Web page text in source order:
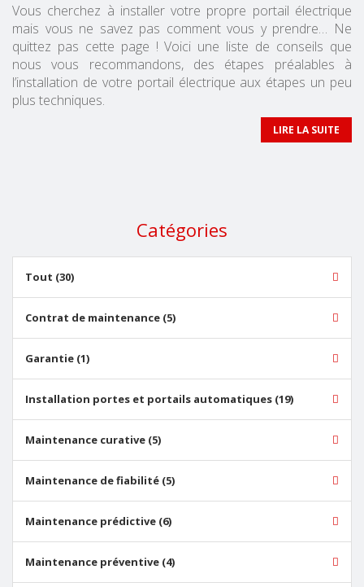
Vous cherchez à installer votre propre portail électrique
mais vous ne savez pas comment vous y prendre… Ne
quittez pas cette page ! Voici une liste de conseils que
nous vous recommandons, des étapes préalables à
l’installation de votre portail électrique aux étapes un peu
plus techniques.
LIRE LA SUITE
Catégories
Tout (30)
Contrat de maintenance (5)
Garantie (1)
Installation portes et portails automatiques (19)
Maintenance curative (5)
Maintenance de fiabilité (5)
Maintenance prédictive (6)
Maintenance préventive (4)